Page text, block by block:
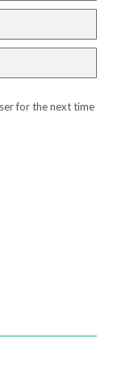
for the next time